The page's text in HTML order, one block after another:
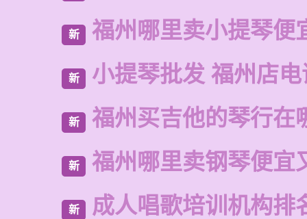
新 福州哪里卖小提琴便
新 小提琴批发 福州店
新 福州买吉他的琴行在
新 福州哪里卖钢琴便宜
新 成人唱歌培训机构排